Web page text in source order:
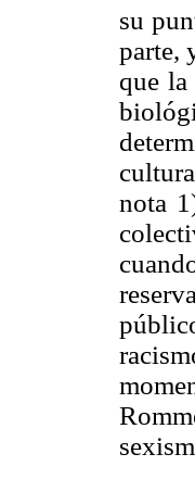
su
parte,
que
nota